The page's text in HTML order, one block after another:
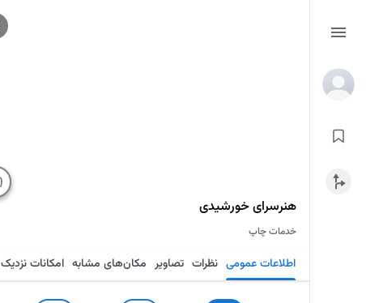
هنرسرای خورشیدی
خدمات چاپ
اطلاعات عمومی نظرات تصاویر مکان‌های مشابه امکانات نزدیک